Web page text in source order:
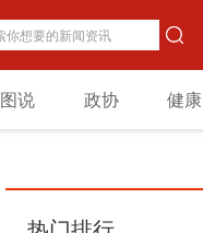
图说 政协 健康